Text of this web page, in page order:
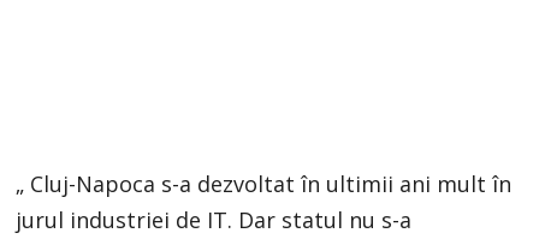
„ Cluj-Napoca s-a dezvoltat în ultimii ani mult în
jurul industriei de IT. Dar statul nu s-a